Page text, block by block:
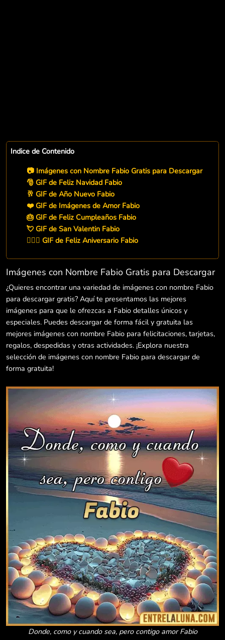
Indice de Contenido
📷 Imágenes con Nombre Fabio Gratis para Descargar
🎅 GIF de Feliz Navidad Fabio
🥂 GIF de Año Nuevo Fabio
❤️ GIF de Imágenes de Amor Fabio
🎂 GIF de Feliz Cumpleaños Fabio
💘 GIF de San Valentin Fabio
👨‍❤️‍👨 GIF de Feliz Aniversario Fabio
Imágenes con Nombre Fabio Gratis para Descargar
¿Quieres encontrar una variedad de imágenes con nombre Fabio
para descargar gratis? Aquí te presentamos las mejores
imágenes para que le ofrezcas a Fabio detalles únicos y
especiales. Puedes descargar de forma fácil y gratuita las
mejores imágenes con nombre Fabio para felicitaciones, tarjetas,
regalos, despedidas y otras actividades. ¡Explora nuestra
selección de imágenes con nombre Fabio para descargar de
forma gratuita!
Donde, como y cuando sea, pero contigo amor Fabio